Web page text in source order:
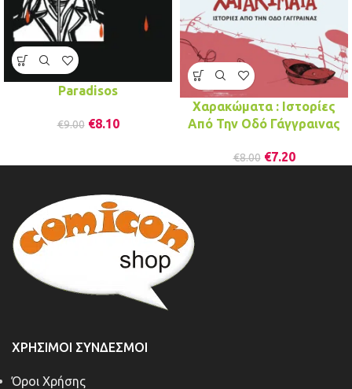
Paradisos
€9.00 €8.10
Χαρακώματα : Ιστορίες
Από Την Οδό Γάγγραινας
€8.00 €7.20
ΧΡΉΣΙΜΟΙ ΣΎΝΔΕΣΜΟΙ
Όροι Χρήσης